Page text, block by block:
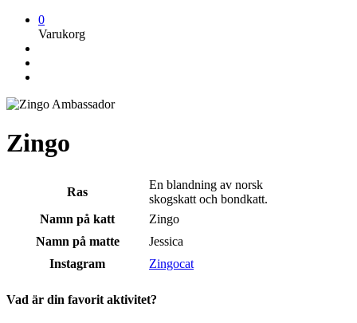
0
Varukorg
Zingo
Ras
En blandning av norsk
skogskatt och bondkatt.
Namn på katt
Zingo
Namn på matte
Jessica
Instagram
Zingocat
Vad är din favorit aktivitet?